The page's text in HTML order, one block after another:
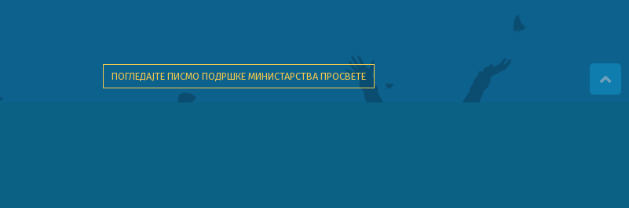
ПОГЛЕДАЈТЕ ПИСМО ПОДРШКЕ МИНИСТАРСТВА ПРОСВЕТЕ